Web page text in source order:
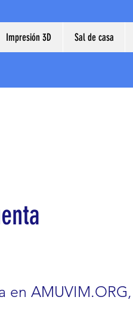
Impresión 3D Sal de casa
en